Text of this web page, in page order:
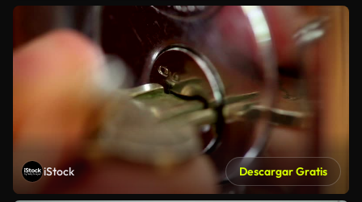
iStock Descargar Gratis